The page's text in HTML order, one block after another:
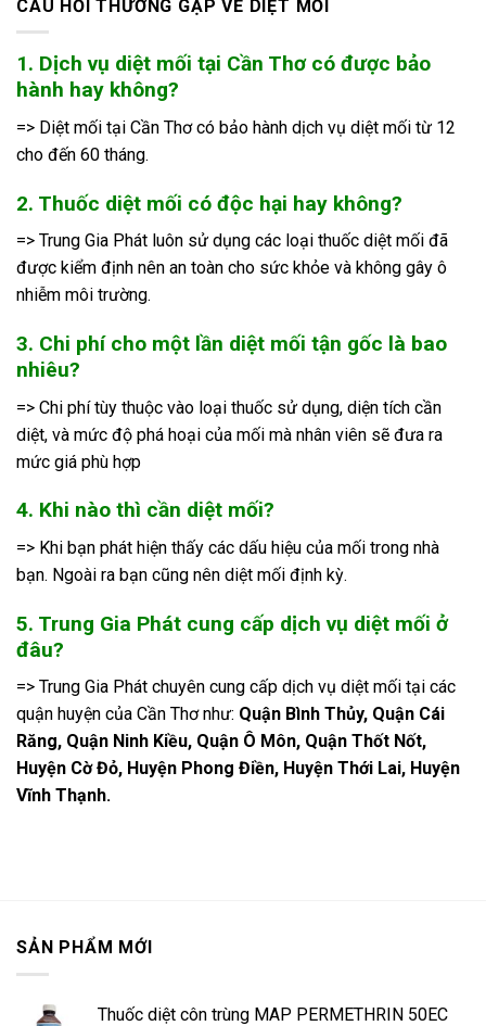
CÂU HỎI THƯỜNG GẶP VỀ DIỆT MỐI
1. Dịch vụ diệt mối tại Cần Thơ có được bảo
hành hay không?
=> Diệt mối tại Cần Thơ có bảo hành dịch vụ diệt mối từ 12
cho đến 60 tháng.
2. Thuốc diệt mối có độc hại hay không?
=> Trung Gia Phát luôn sử dụng các loại thuốc diệt mối đã
được kiểm định nên an toàn cho sức khỏe và không gây ô
nhiễm môi trường.
3. Chi phí cho một lần diệt mối tận gốc là bao
nhiêu?
=> Chi phí tùy thuộc vào loại thuốc sử dụng, diện tích cần
diệt, và mức độ phá hoại của mối mà nhân viên sẽ đưa ra
mức giá phù hợp
4. Khi nào thì cần diệt mối?
=> Khi bạn phát hiện thấy các dấu hiệu của mối trong nhà
bạn. Ngoài ra bạn cũng nên diệt mối định kỳ.
5. Trung Gia Phát cung cấp dịch vụ diệt mối ở
đâu?
=> Trung Gia Phát chuyên cung cấp dịch vụ diệt mối tại các
quận huyện của Cần Thơ như: Quận Bình Thủy, Quận Cái
Răng, Quận Ninh Kiều, Quận Ô Môn, Quận Thốt Nốt,
Huyện Cờ Đỏ, Huyện Phong Điền, Huyện Thới Lai, Huyện
Vĩnh Thạnh.
SẢN PHẨM MỚI
Thuốc diệt côn trùng MAP PERMETHRIN 50EC